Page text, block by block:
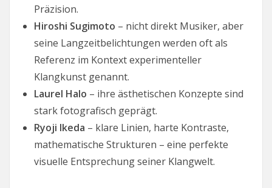
Präzision.
Hiroshi Sugimoto – nicht direkt Musiker, aber
seine Langzeitbelichtungen werden oft als
Referenz im Kontext experimenteller
Klangkunst genannt.
Laurel Halo – ihre ästhetischen Konzepte sind
stark fotografisch geprägt.
Ryoji Ikeda – klare Linien, harte Kontraste,
mathematische Strukturen – eine perfekte
visuelle Entsprechung seiner Klangwelt.